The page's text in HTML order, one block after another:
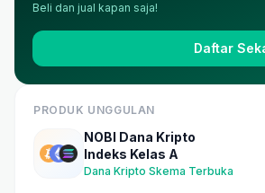
Beli dan jual kapan saja!
Daftar
PRODUK UNGGULAN
NOBI Dana Kripto
Indeks Kelas A
Dana Kripto Skema Terbuka